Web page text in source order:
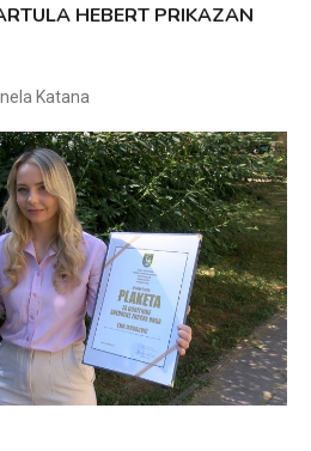
HEBERT PRIKAZAN
Katana